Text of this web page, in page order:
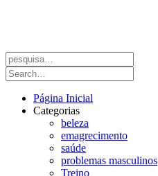
Página Inicial
Categorias
beleza
emagrecimento
saúde
problemas masculinos
Treino